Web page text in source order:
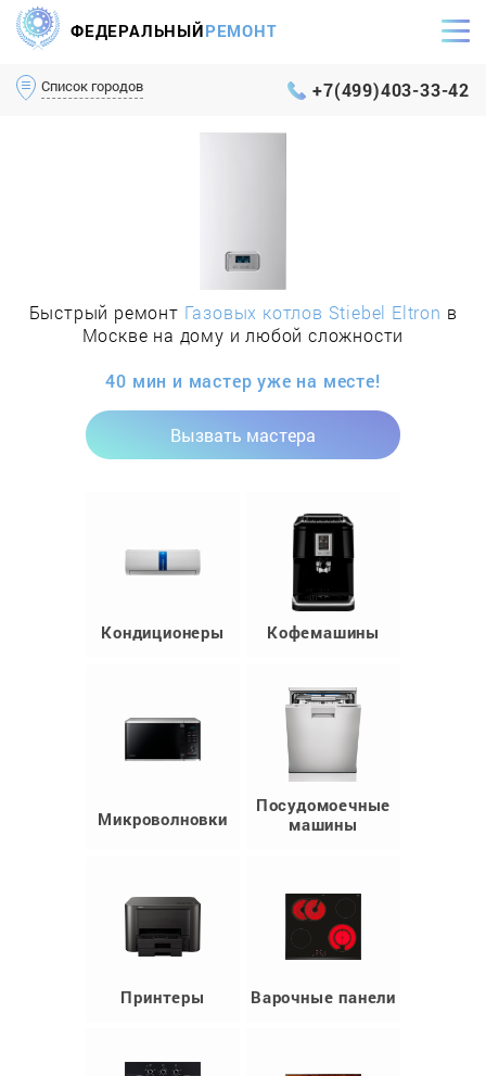
ФЕДЕРАЛЬНЫЙРЕМОНТ
Список городов +7(499)403-33-42
Быстрый ремонт Газовых котлов Stiebel Eltron в
Москве на дому и любой сложности
40 мин и мастер уже на месте!
Вызвать мастера
Кондиционеры Кофемашины
Микроволновки
Посудомоечные
машины
Принтеры Варочные панели